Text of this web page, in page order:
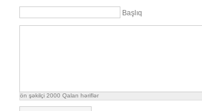
Başlıq
ön şəkilçi 2000 Qalan həriflər